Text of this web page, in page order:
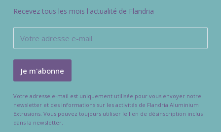
Recevez tous les mois l'actualité de Flandria
Votre adresse e-mail est uniquement utilisée pour vous envoyer notre
newsletter et des informations sur les activités de Flandria Aluminium
Extrusions. Vous pouvez toujours utiliser le lien de désinscription inclus
dans la newsletter.